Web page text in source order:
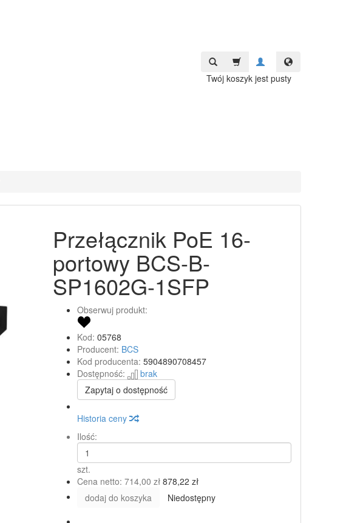
Twój koszyk jest pusty
Przełącznik PoE 16-
portowy BCS-B-
SP1602G-1SFP
Obserwuj produkt:
Kod: 05768
Producent: BCS
Kod producenta: 5904890708457
Dostępność:
brak
Zapytaj o dostępność
Historia ceny
Ilość:
szt.
Cena netto:714,00 zł 878,22 zł
dodaj do koszyka
Niedostępny